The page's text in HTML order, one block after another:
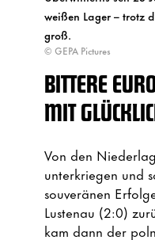
weißen Lager – trotz
groß.
© GEPA Pictures
BITTERE
MIT
Von den
unterkriegen und
souveränen
Lustenau (2:0)
kam dann der